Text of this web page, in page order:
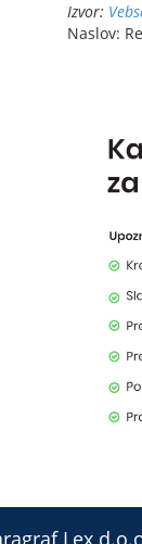
Izvor:
Naslov:
Lex